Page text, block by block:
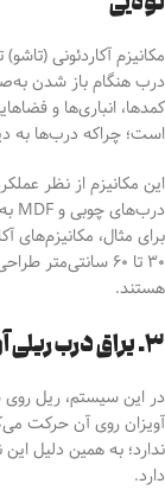
مکانیزم آکاردئونی
درب هنگام باز شدن
کمدها، انباری‌ها و
است؛ چراکه درب‌ها به
این مکانیزم از نظر
درب‌های چوبی و MDF به‌شمار می‌آید
برای مثال، مکانیزم‌های
هستند.
۳. یراق درب ریلی آویز؛ نصب روی سقف یا بالای دیوار
در این سیستم، ریل
آویزان روی آن حرکت
ندارد؛ به همین دلیل
دارد. ‌